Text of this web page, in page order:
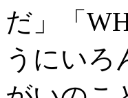
だ」「
うにいろ